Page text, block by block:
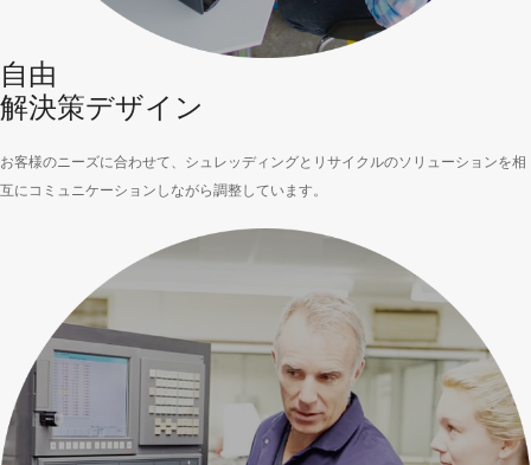
自由
解決策デザイン
お客様のニーズに合わせて、シュレッディングとリサイクルのソリューションを相
互にコミュニケーションしながら調整しています。